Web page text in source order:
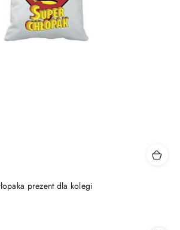
prezent dla kolegi